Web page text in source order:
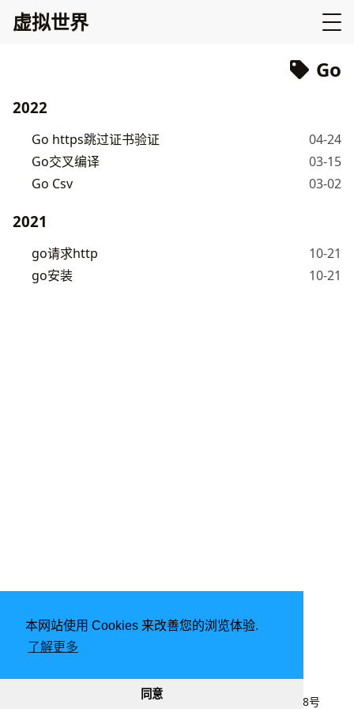
本网站使用 Cookies 来改善您的浏览体验.
了解更多
同意
虚拟世界
Go
2022
Go https跳过证书验证
04-24
Go交叉编译
03-15
Go Csv
03-02
2021
go请求http
10-21
go安装
10-21
强力驱动 | 主题 -
CC BY-NC 4.0 桂ICP备20003848号